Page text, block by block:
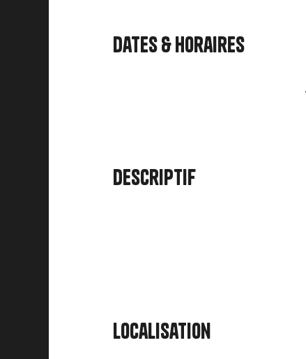
Dates & horaires
Descriptif
Localisation